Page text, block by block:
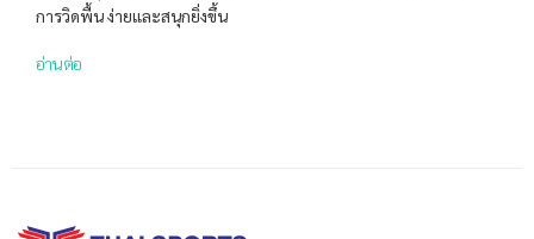
การวิดพื้น ง่ายและสนุกยิ่งขึ้น
อ่านต่อ